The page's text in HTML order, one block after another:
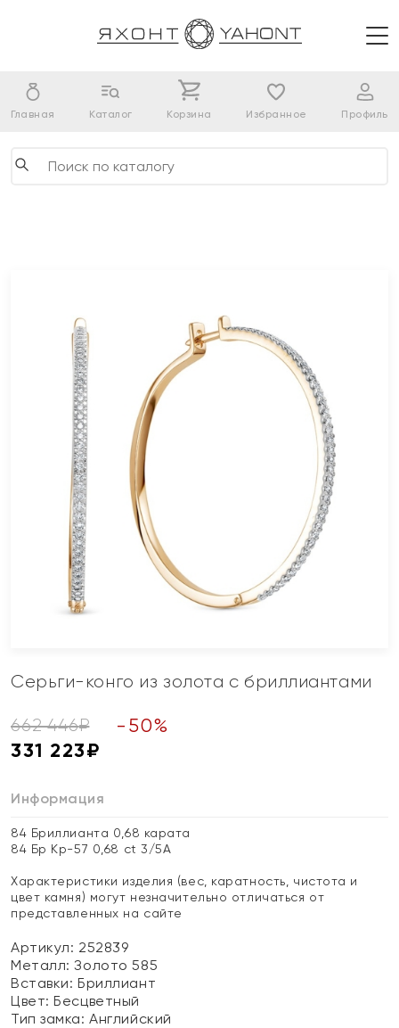
Главная Каталог Корзина Избранное Профиль
Серьги-конго из золота с бриллиантами
662 446₽ - 50%
331 223₽
Информация
84 Бриллианта 0,68 карата
84 Бр Кр-57 0,68 ct 3/5А
Характеристики изделия (вес, каратность, чистота и
цвет камня) могут незначительно отличаться от
представленных на сайте
Артикул: 252839
Металл:Золото 585
Вставки:Бриллиант
Цвет:Бесцветный
Тип замка:Английский